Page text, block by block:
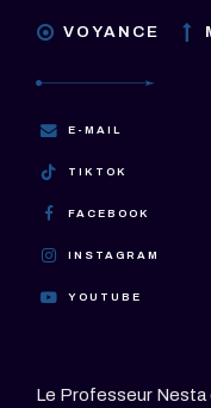
VOYANCE
E-MAIL
TIKTOK
FACEBOOK
INSTAGRAM
YOUTUBE
Le Professeur Nesta